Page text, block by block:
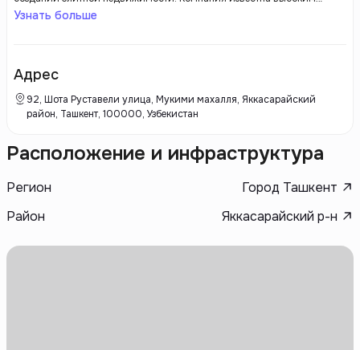
качеством строительства, использованию передовых технологий и
Узнать больше
Адрес
92, Шота Руставели улица, Мукими махалля, Яккасарайский
район, Ташкент, 100000, Узбекистан
Расположение и инфраструктура
Регион
Город Ташкент
Район
Яккасарайский р-н